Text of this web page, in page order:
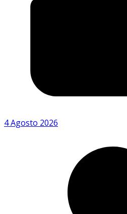
4 Agosto 2026